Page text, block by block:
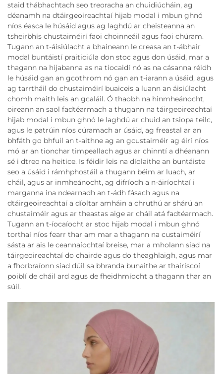
staid thábhachtach seo treoracha an chuidiúcháin, ag
déanamh na dtáirgeoireachtaí hijab modal i mbun ghnó
níos éasca le húsáid agus ag laghdú ar cheisteanna an
tsheirbhís chustaiméirí faoi choinneáil agus faoi chúram.
Tugann an t-áisiúlacht a bhaineann le creasa an t-ábhair
modal buntáistí praiticiúla don stoc agus don úsáid, mar a
thagann na hijabanna as na tiocaidí nó as na cásanna réidh
le húsáid gan an gcothrom nó gan an t-iarann a úsáid, agus
ag tarrtháil do chustaiméirí buaiceis a luann an áisiúlacht
chomh maith leis an gcaláil. Ó thaobh na hinmheánocht,
oireann an saol fadtéarmach a thugann na táirgeoireachtaí
hijab modal i mbun ghnó le laghdú ar chuid an tsiopa teilc,
agus le patrúin níos cúramach ar úsáid, ag freastal ar an
bhfáth go bhfuil an t-aithne ag an gcustaiméir ag éirí níos
mó ar an tionchar timpeallach agus ar chinntí a dhéanann
sé i dtreo na heitice. Is féidir leis na díolaithe an buntáiste
seo a úsáid i rámhphostáil a thugann béim ar luach, ar
cháil, agus ar inmheánocht, ag difríodh a n-áiríochtaí i
marganna ina ndearnadh an t-ádh fásach agus na
dtáirgeoireachtaí a díoltar amháin a chruthú ar shárú an
chustaiméir agus ar theastas aige ar cháil atá fadtéarmach.
Tugann an t-íocaíocht ar stoc hijab modal i mbun ghnó
torthaí níos fearr thar am mar a thagann na custaiméirí
sásta ar ais le ceannaíochtaí breise, mar a mholann siad na
táirgeoireachtaí do chairde agus do theaghlaigh, agus mar
a fhorbraíonn siad dúil sa bhranda bunaithe ar thairiscoí
poiblí de cháil ard agus de fheidhmíocht a thagann thar an
súil.